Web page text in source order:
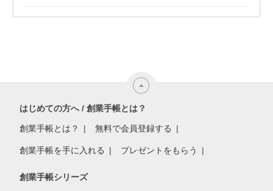
はじめての方へ / 創業手帳とは？
創業手帳とは？ 無料で会員登録する
創業手帳を手に入れる プレゼントをもらう
創業手帳シリーズ